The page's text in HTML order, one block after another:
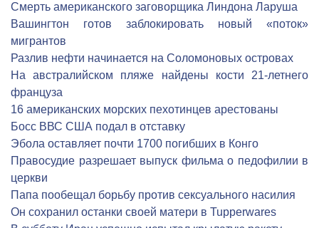
Смерть американского заговорщика Линдона Ларуша
Вашингтон готов заблокировать новый «поток»
мигрантов
Разлив нефти начинается на Соломоновых островах
На австралийском пляже найдены кости 21-летнего
француза
16 американских морских пехотинцев арестованы
Босс ВВС США подал в отставку
Эбола оставляет почти 1700 погибших в Конго
Правосудие разрешает выпуск фильма о педофилии в
церкви
Папа пообещал борьбу против сексуального насилия
Он сохранил останки своей матери в Tupperwares